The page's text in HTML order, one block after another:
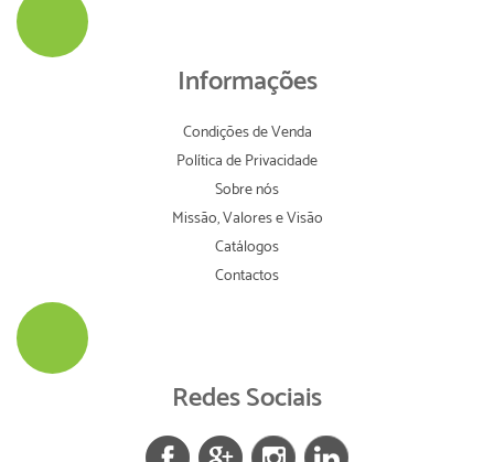
Informações
Condições de Venda
Política de Privacidade
Sobre nós
Missão, Valores e Visão
Catálogos
Contactos
Redes Sociais